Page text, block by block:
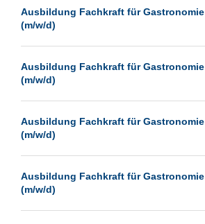
Leipzig
Magdeburg
Mannheim
Neubrandenburg
Ausbildung Fachkraft für Gastronomie
(m/w/d)
Ausbildung Fachkraft für Gastronomie
(m/w/d)
Ausbildung Fachkraft für Gastronomie
(m/w/d)
Ausbildung Fachkraft für Gastronomie
(m/w/d)